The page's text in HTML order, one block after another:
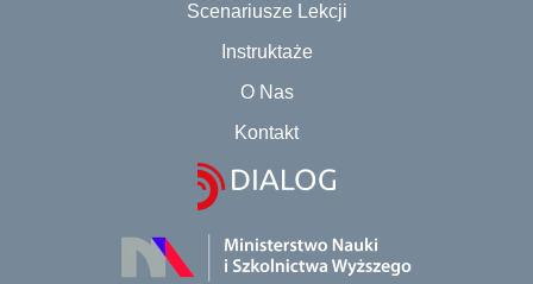
Scenariusze Lekcji
Instruktaże
O Nas
Kontakt